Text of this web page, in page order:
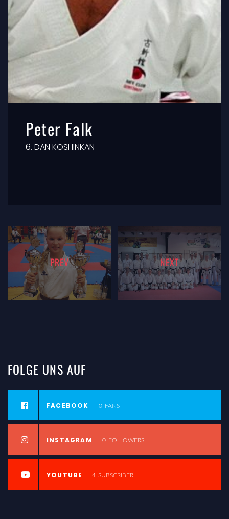
Peter Falk
6. DAN KOSHINKAN
PREV NEXT
FOLGE UNS AUF
FACEBOOK 0 FANS
INSTAGRAM 0 FOLLOWERS
YOUTUBE 4 SUBSCRIBER